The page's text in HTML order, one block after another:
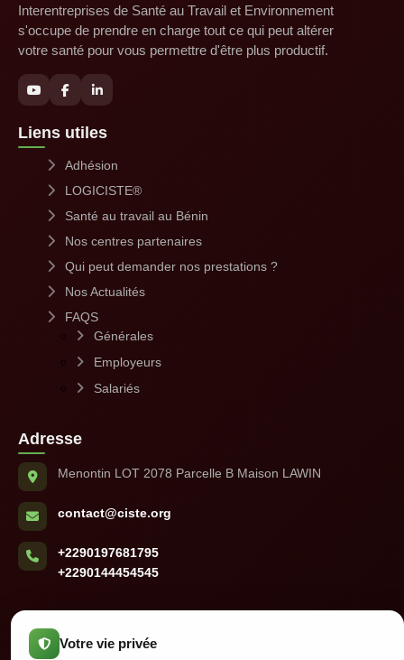
Interentreprises de Santé au Travail et Environnement
s'occupe de prendre en charge tout ce qui peut altérer
votre santé pour vous permettre d'être plus productif.
Liens utiles
Adhésion
LOGICISTE®
Santé au travail au Bénin
Nos centres partenaires
Qui peut demander nos prestations ?
Nos Actualités
FAQS
Générales
Employeurs
Salariés
Adresse
Menontin LOT 2078 Parcelle B Maison LAWIN
contact@ciste.org
+2290197681795
+2290144454545
2026 © CISTE . Tous Droits Réservés.
Votre vie privée